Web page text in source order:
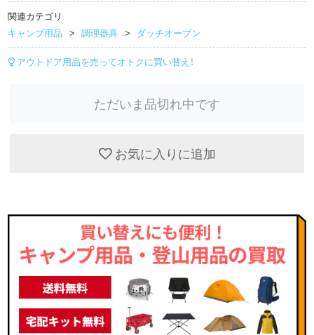
関連カテゴリ
キャンプ用品
調理器具 ダッチオーブン
アウトドア用品を売ってオトクに買い替え！
ただいま品切れ中です
お気に入りに追加